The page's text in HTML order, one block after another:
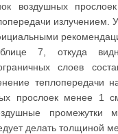
воздушных
излучением.
7, откуда
слоев
теплопередачи
прослоек менее 1
промежутки
делать толщиной